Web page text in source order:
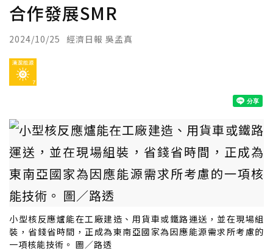
合作發展SMR
2024/10/25 經濟日報 吳孟真
小型核反應爐能在工廠建造、用貨車或鐵路運送，並在現場組
裝，省錢省時間，正成為東南亞國家為因應能源需求所考慮的
一項核能技術。 圖／路透